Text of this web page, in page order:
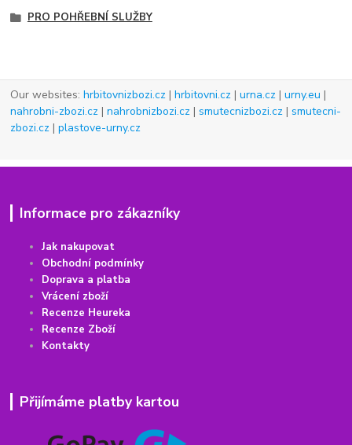
PRO POHŘEBNÍ SLUŽBY
Our websites:hrbitovnizbozi.cz |hrbitovni.cz |urna.cz |urny.eu |
nahrobni-zbozi.cz |nahrobnizbozi.cz |smutecnizbozi.cz |smutecni-
zbozi.cz |plastove-urny.cz
Informace pro zákazníky
Jak nakupovat
Obchodní podmínky
Doprava a platba
Vrácení zboží
Recenze Heureka
Recenze Zboží
Kontakty
Přijímáme platby kartou